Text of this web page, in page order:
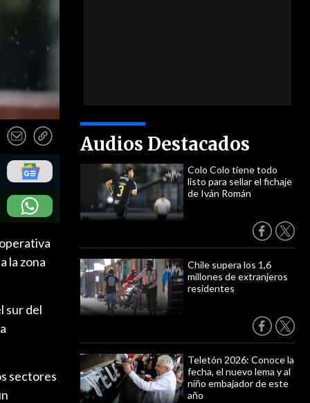
Audios Destacados
Colo Colo tiene todo
listo para sellar el fichaje
de Iván Román
Chile supera los 1,6
millones de extranjeros
residentes
Teletón 2026: Conoce la
fecha, el nuevo lema y al
niño embajador de este
año
la zona
sur del
sectores